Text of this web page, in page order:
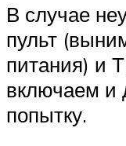
В случае
пульт
питания) и
включаем и
попытку.